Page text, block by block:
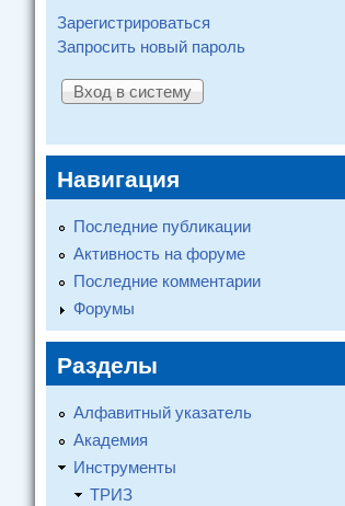
Зарегистрироваться
Запросить новый пароль
Навигация
Последние публикации
Активность на форуме
Последние комментарии
Форумы
Разделы
Алфавитный указатель
Академия
Инструменты
ТРИЗ